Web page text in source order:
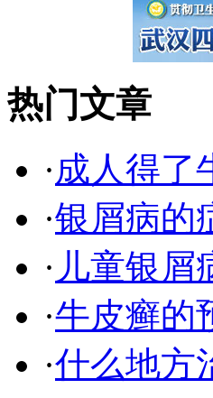
热门文章
·成人得了
·银屑病的
· 儿童银屑
·牛皮癣的
·什么地方